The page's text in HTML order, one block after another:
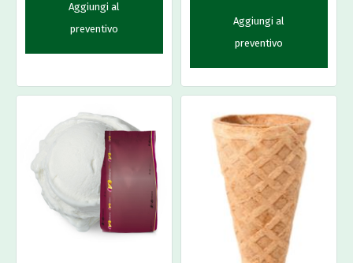
Aggiungi al
preventivo
Aggiungi al
preventivo